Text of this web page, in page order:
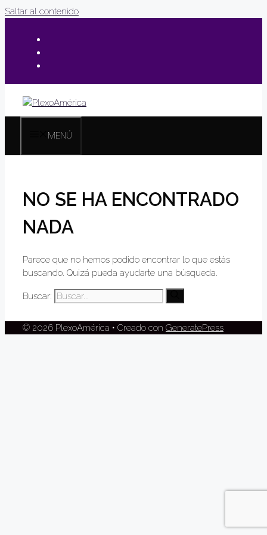
Saltar al contenido
MENÚ
NO SE HA ENCONTRADO
NADA
Parece que no hemos podido encontrar lo que estás
buscando. Quizá pueda ayudarte una búsqueda.
Buscar:
© 2026 PlexoAmérica • Creado con GeneratePress